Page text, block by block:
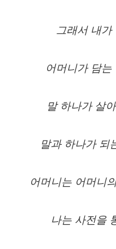
그래서 내가
어머니가 담
말 하나가 살
말과 하나가 되
어머니는 어머니
나는 사전을